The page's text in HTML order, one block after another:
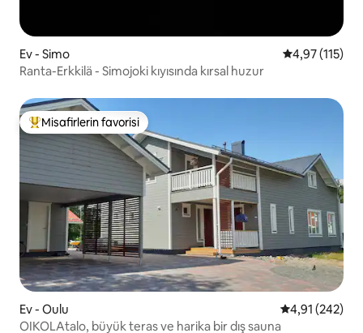
Ev - Simo 5 üzerinden
4,97 (115)
Ranta-Erkkilä - Simojoki kıyısında kırsal huzur
Misafirlerin favorilerinden en beğenilenler arasında
Misafirlerin favorisi
Ev - Oulu 5 üzerinden
4,91 (242)
OIKOLAtalo, büyük teras ve harika bir dış sauna